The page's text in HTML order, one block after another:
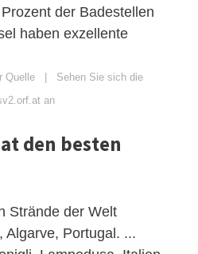
der Badestellen
haben exzellente
Quelle | Sehen Sie sich die
an
den besten
Strände der Welt
Algarve, Portugal. ...